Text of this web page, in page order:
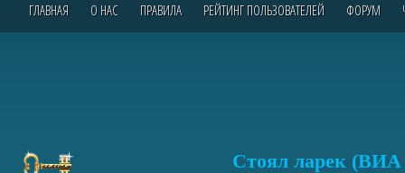
ГЛАВНАЯ О НАС ПРАВИЛА РЕЙТИНГ ПОЛЬЗОВАТЕЛЕЙ ФОРУМ
Стоял ларек (ВИА